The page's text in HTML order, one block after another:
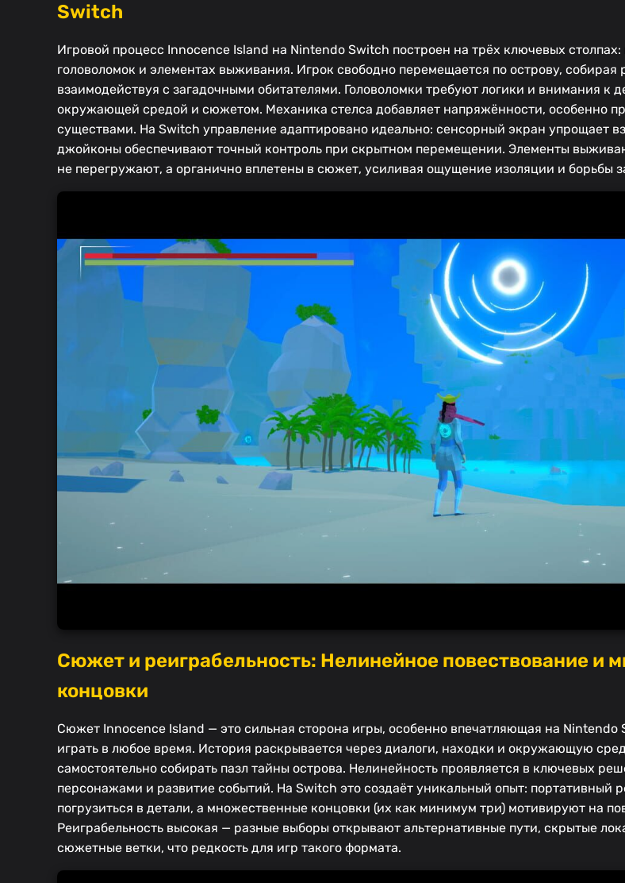
Switch
Игровой процесс Innocence Island на Nintendo Switch построен на трёх ключевых
головоломок и элементах выживания. Игрок свободно перемещается по острову, собирая
взаимодействуя с загадочными обитателями. Головоломки требуют логики и внимания к
окружающей средой и сюжетом. Механика стелса добавляет напряжённости, особенно
существами. На Switch управление адаптировано идеально: сенсорный экран упрощает
джойконы обеспечивают точный контроль при скрытном перемещении. Элементы
не перегружают, а органично вплетены в сюжет, усиливая ощущение изоляции и борьбы
Сюжет и реиграбельность: Нелинейное повествование и
концовки
Сюжет Innocence Island — это сильная сторона игры, особенно впечатляющая на Nintendo
играть в любое время. История раскрывается через диалоги, находки и окружающую
самостоятельно собирать пазл тайны острова. Нелинейность проявляется в ключевых
персонажами и развитие событий. На Switch это создаёт уникальный опыт: портативный
погрузиться в детали, а множественные концовки (их как минимум три) мотивируют на
Реиграбельность высокая — разные выборы открывают альтернативные пути, скрытые
сюжетные ветки, что редкость для игр такого формата.